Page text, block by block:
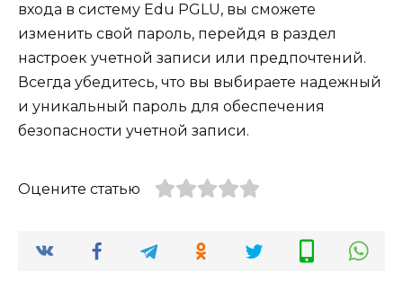
входа в систему Edu PGLU, вы сможете
изменить свой пароль, перейдя в раздел
настроек учетной записи или предпочтений.
Всегда убедитесь, что вы выбираете надежный
и уникальный пароль для обеспечения
безопасности учетной записи.
Оцените статью